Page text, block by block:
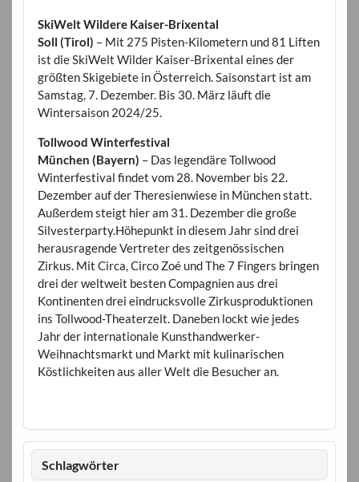
SkiWelt Wildere Kaiser-Brixental
Soll (Tirol) – Mit 275 Pisten-Kilometern und 81 Liften
ist die SkiWelt Wilder Kaiser-Brixental eines der
größten Skigebiete in Österreich. Saisonstart ist am
Samstag, 7. Dezember. Bis 30. März läuft die
Wintersaison 2024/25.
Tollwood Winterfestival
München (Bayern) – Das legendäre Tollwood
Winterfestival findet vom 28. November bis 22.
Dezember auf der Theresienwiese in München statt.
Außerdem steigt hier am 31. Dezember die große
Silvesterparty.Höhepunkt in diesem Jahr sind drei
herausragende Vertreter des zeitgenössischen
Zirkus. Mit Circa, Circo Zoé und The 7 Fingers bringen
drei der weltweit besten Compagnien aus drei
Kontinenten drei eindrucksvolle Zirkusproduktionen
ins Tollwood-Theaterzelt. Daneben lockt wie jedes
Jahr der internationale Kunsthandwerker-
Weihnachtsmarkt und Markt mit kulinarischen
Köstlichkeiten aus aller Welt die Besucher an.
Schlagwörter